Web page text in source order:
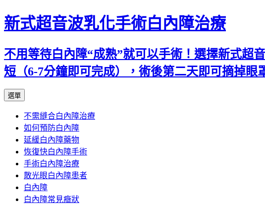
新式超音波乳化手術白內障治療
不用等待白內障“成熟”就可以手術！選擇新式超
短（6-7分鐘即可完成），術後第二天即可摘掉眼
選單
主
要
內
容
不需縫合白內障治療
如何預防白內障
延緩白內障藥物
恢復快白內障手術
手術白內障治療
散光眼白內障患者
白內障
白內障常見癥狀